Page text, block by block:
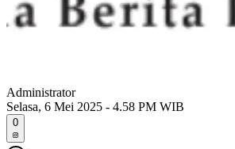
Administrator
Selasa, 6 Mei 2025 - 4.58 PM WIB
0